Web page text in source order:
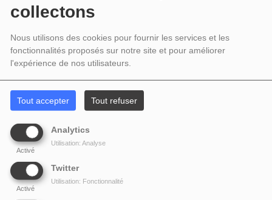
collectons
Nous utilisons des cookies pour fournir les services et les
fonctionnalités proposés sur notre site et pour améliorer
l'expérience de nos utilisateurs.
Tout accepter Tout refuser
Analytics
Activé
Utilisation: Analyse
Twitter
Activé
Utilisation: Fonctionnalité
LA CUIVRAILLE-VAG MUSIC interview du 1er décembre 2025
00:00 27:07
PARTAGEZ !
COMMENTAIRES(0)